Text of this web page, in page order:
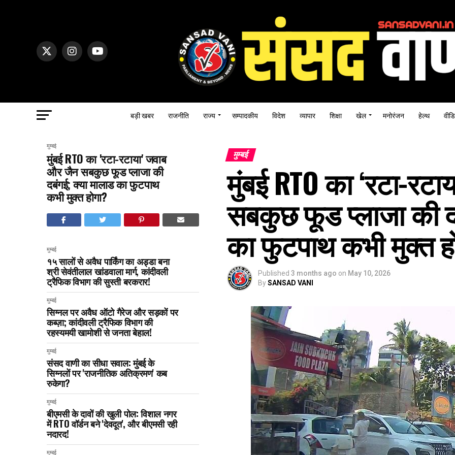
बड़ी खबर राजनीति राज्य सम्पादकीय विदेश व्यापार शिक्षा खेल मनोरंजन हेल्थ
मुम्बई
मुंबई RTO का 'रटा-रटाया' जवाब
और जैन सबकुछ फूड प्लाजा की
दबंगई; क्या मालाड का फुटपाथ
कभी मुक्त होगा?
मुम्बई
१५ सालों से अवैध पार्किंग का अड्डा बना
श्री सेवंतीलाल खांडवाला मार्ग, कांदीवली
ट्रैफिक विभाग की सुस्ती बरकरार!
मुम्बई
सिग्नल पर अवैध ऑटो गैरेज और सड़कों पर
कब्ज़ा; कांदीवली ट्रैफिक विभाग की
रहस्यमयी खामोशी से जनता बेहाल!
मुम्बई
संसद वाणी का सीधा सवाल: मुंबई के
सिग्नलों पर 'राजनीतिक अतिक्रमण' कब
रुकेगा?
मुम्बई
बीएमसी के दावों की खुली पोल: विशाल नगर
में RTO वॉर्डन बने 'देवदूत', और बीएमसी रही
नदारद!
मुम्बई
मुम्बई
मुंबई RTO का ‘रटा-
सबकुछ फूड प्लाजा की
का फुटपाथ कभी मुक्त
Published 3 months ago on May 10, 2026
BySANSAD VANI